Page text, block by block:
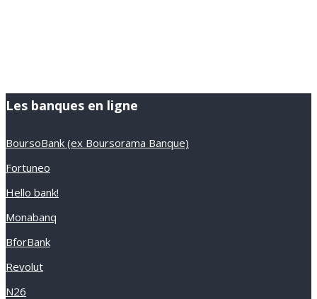
Les banques en ligne
BoursoBank (ex Boursorama Banque)
Fortuneo
Hello bank!
Monabanq
BforBank
Revolut
N26